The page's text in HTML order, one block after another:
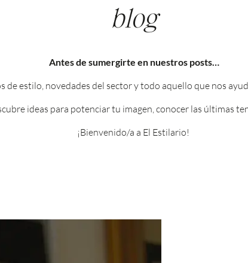
blog
Antes de sumergirte en nuestros posts…
estilo, novedades del sector y todo aquello que nos
ideas para potenciar tu imagen, conocer las últimas
¡Bienvenido/a a El Estilario!